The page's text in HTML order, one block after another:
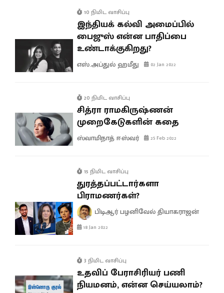
10 நிமிட வாசிப்பு
இந்தியக் கல்வி அமைப்பில்
பைஜுஸ் என்ன பாதிப்பை
உண்டாக்குகிறது?
எஸ்.அப்துல் ஹமீது 02 Jan 2022
20 நிமிட வாசிப்பு
சித்ரா ராமகிருஷ்ணன்
முறைகேடுகளின் கதை
ஸ்வாமிநாத் ஈஸ்வர் 25 Feb 2022
15 நிமிட வாசிப்பு
துரத்தப்பட்டார்களா
பிராமணர்கள்?
பிடிஆர் பழனிவேல் தியாகராஜன்
18 Jan 2022
3 நிமிட வாசிப்பு
உதவிப் பேராசிரியர் பணி
நியமனம், என்ன செய்யலாம்?